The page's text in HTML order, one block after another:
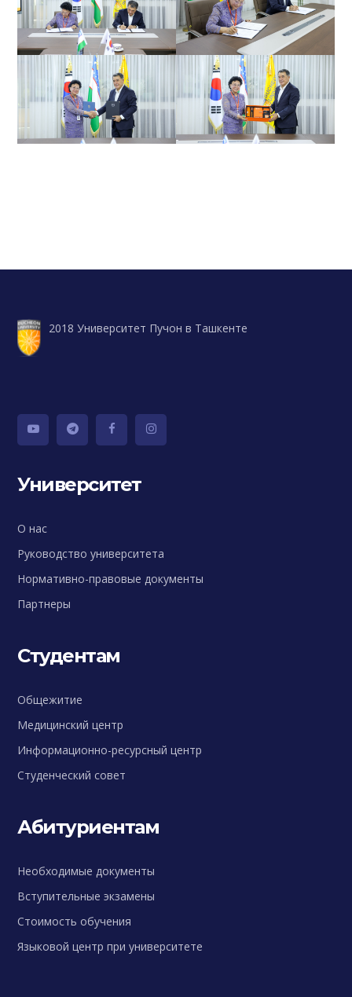
2018 Университет Пучон в Ташкенте
Университет
О нас
Руководство университета
Нормативно-правовые документы
Партнеры
Студентам
Общежитие
Медицинский центр
Информационно-ресурсный центр
Студенческий совет
Абитуриентам
Необходимые документы
Вступительные экзамены
Стоимость обучения
Языковой центр при университете